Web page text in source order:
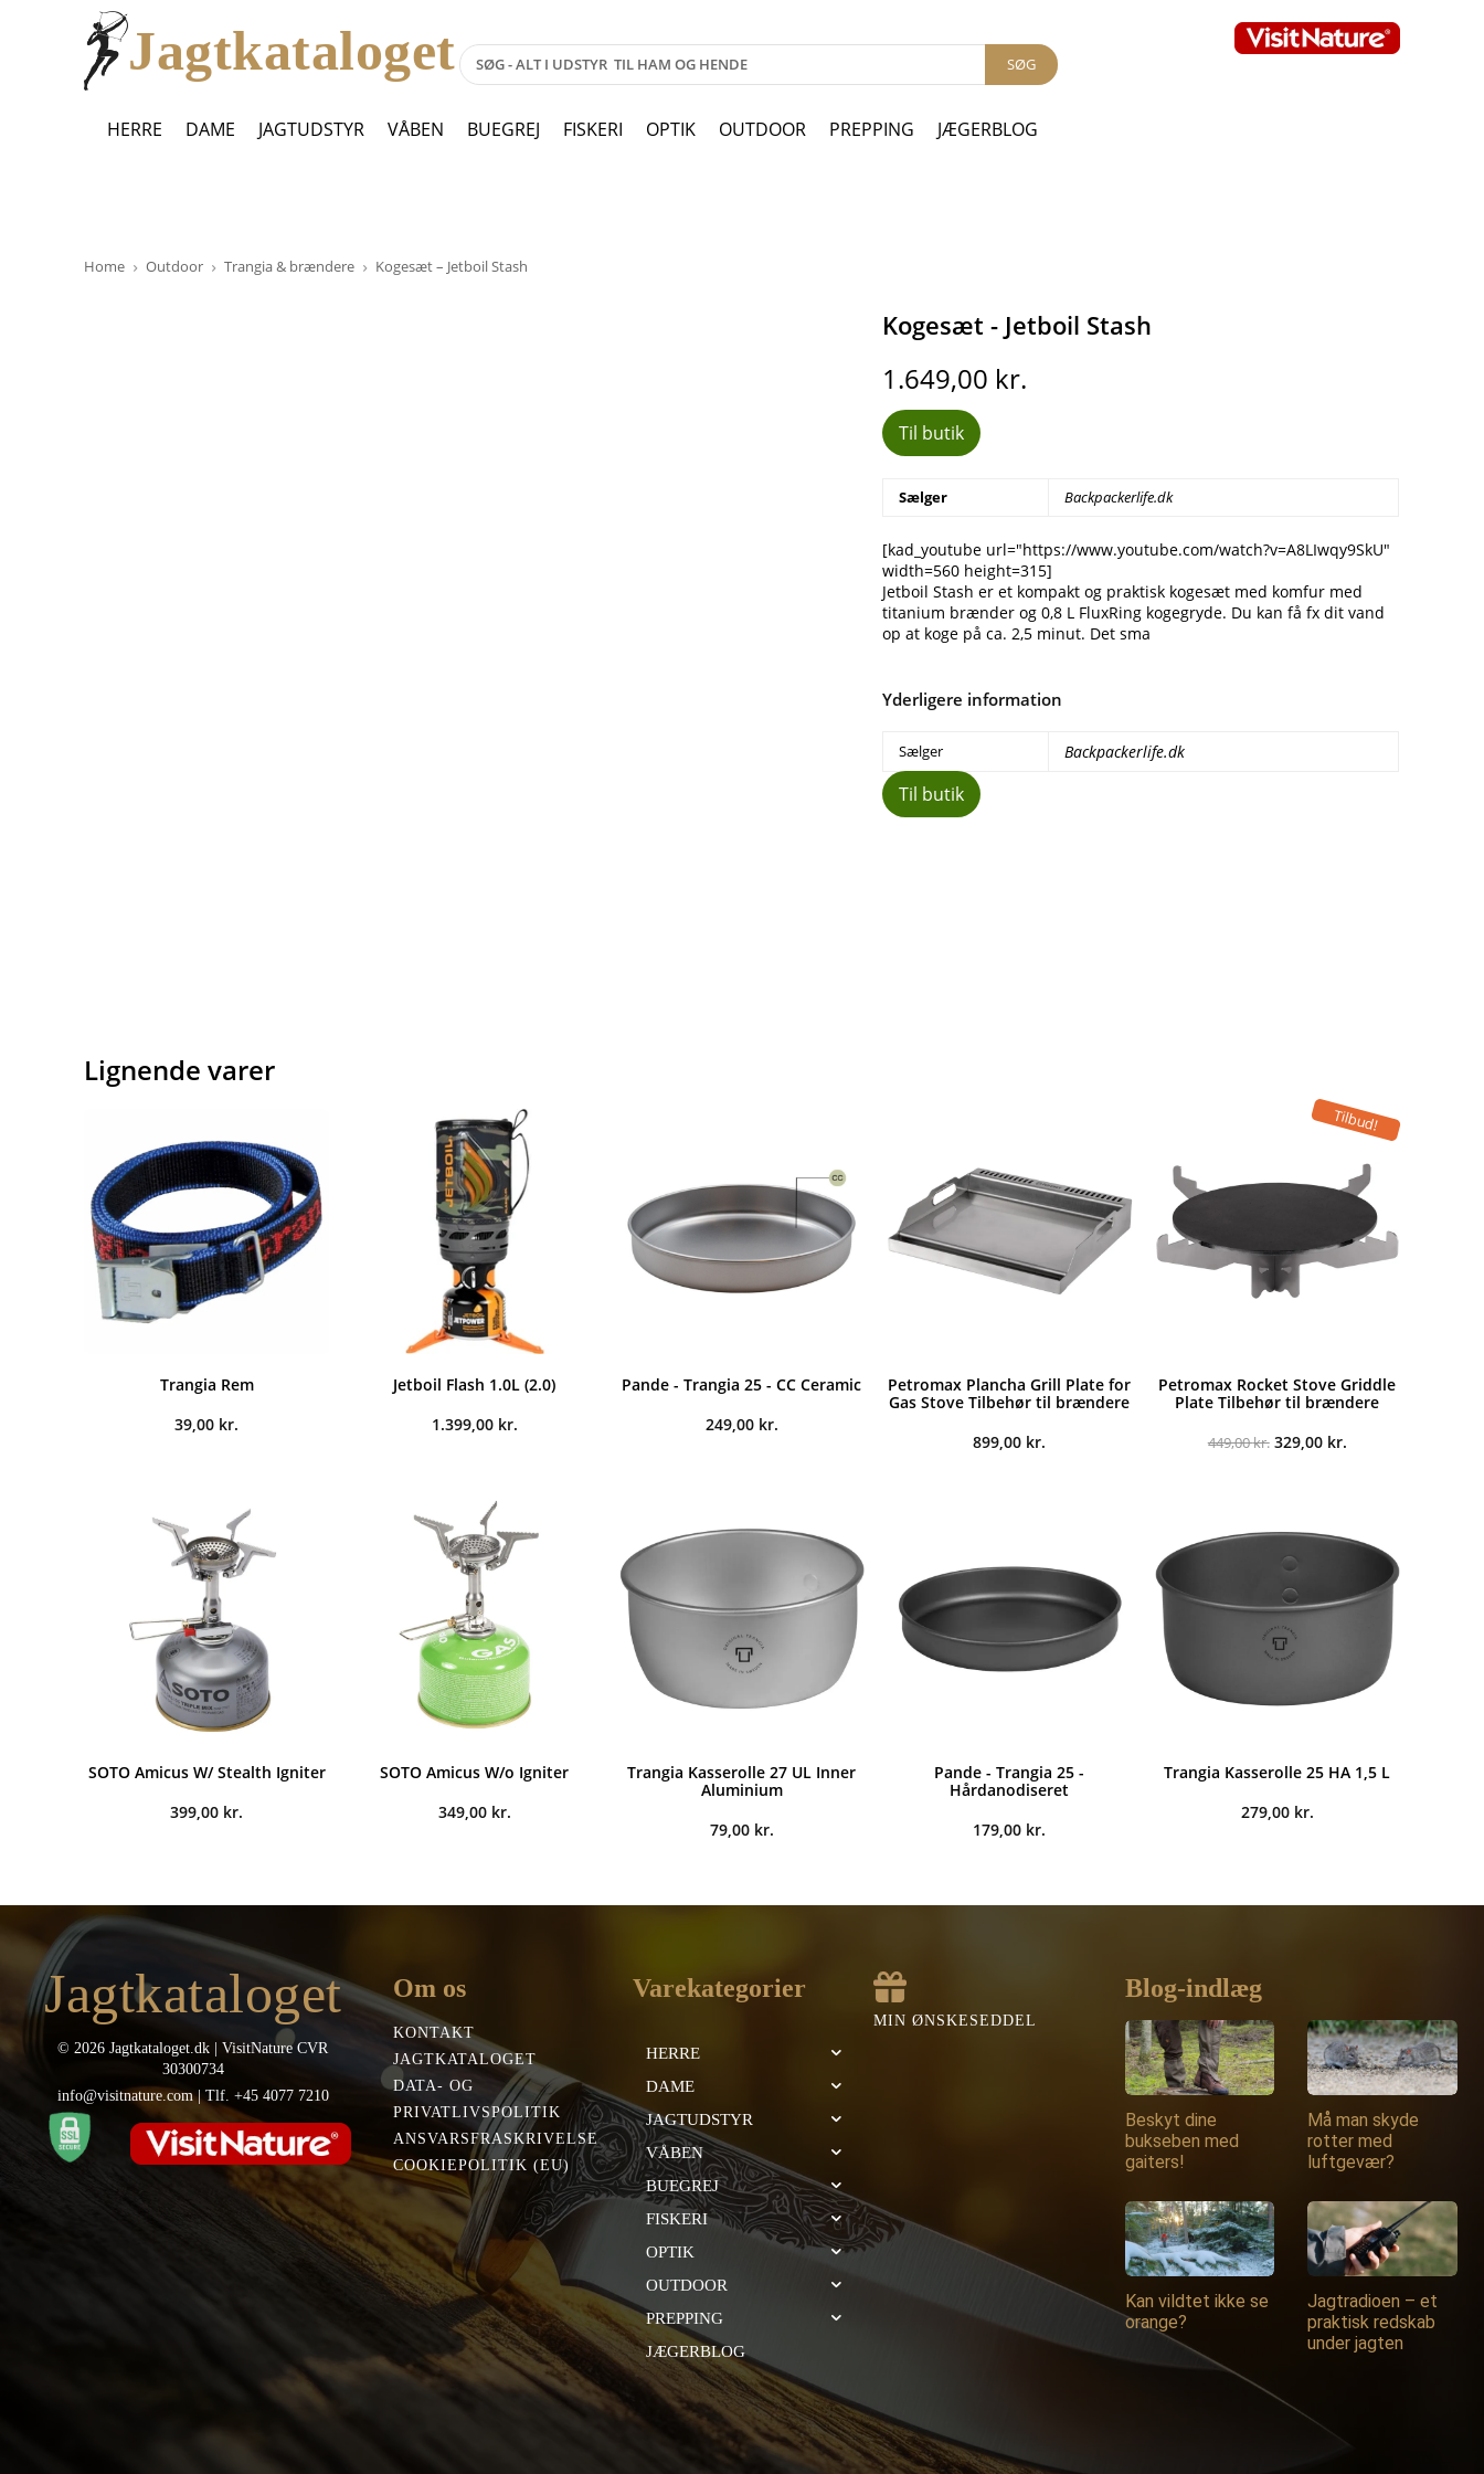
Jagtkataloget SØG
HERRE DAME JAGTUDSTYR VÅBEN BUEGREJ FISKERI OPTIK OUTDOOR PREPPING JÆGERBLOG
Home Outdoor Trangia & brændere Kogesæt – Jetboil Stash
Kogesæt - Jetboil Stash
1.649,00 kr.
Til butik
Sælger Backpackerlife.dk
[kad_youtube url="https://www.youtube.com/watch?v=A8LIwqy9SkU"
width=560 height=315]
Jetboil Stash er et kompakt og praktisk kogesæt med komfur med
titanium brænder og 0,8 L FluxRing kogegryde. Du kan få fx dit vand
op at koge på ca. 2,5 minut. Det sma
Yderligere information
Sælger Backpackerlife.dk
Til butik
Lignende varer
Trangia Rem
39,00 kr.
Jetboil Flash 1.0L (2.0)
1.399,00 kr.
Pande - Trangia 25 - CC Ceramic
249,00 kr.
Petromax Plancha Grill Plate for
Gas Stove Tilbehør til brændere
899,00 kr.
Tilbud!
Petromax Rocket Stove Griddle
Plate Tilbehør til brændere
449,00kr. Den
329,00 kr.Den
SOTO Amicus W/ Stealth Igniter
399,00 kr.
SOTO Amicus W/o Igniter
349,00 kr.
Trangia Kasserolle 27 UL Inner
Aluminium
79,00 kr.
Pande - Trangia 25 -
Hårdanodiseret
179,00 kr.
Trangia Kasserolle 25 HA 1,5 L
279,00 kr.
Jagtkataloget
© 2026 Jagtkataloget.dk | VisitNature CVR
30300734
info@visitnature.com | Tlf. +45 4077 7210
Om os
KONTAKT
JAGTKATALOGET
DATA- OG
PRIVATLIVSPOLITIK
ANSVARSFRASKRIVELSE
COOKIEPOLITIK (EU)
Varekategorier
HERRE
DAME
JAGTUDSTYR
VÅBEN
BUEGREJ
FISKERI
OPTIK
OUTDOOR
PREPPING
JÆGERBLOG
MIN ØNSKESEDDEL
Blog-indlæg
Beskyt dine
bukseben med
gaiters!
Må man skyde
rotter med
luftgevær?
Kan vildtet ikke se
orange?
Jagtradioen – et
praktisk redskab
under jagten